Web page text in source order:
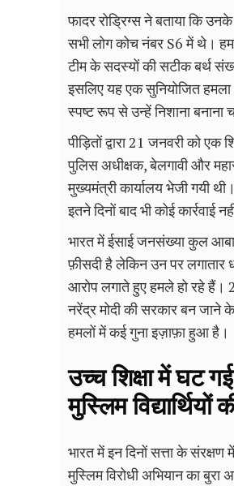
फादर रोड्रिग्स ने बताया कि
सभी लोग कोच नंबर S6में थे।
टीम के सदस्यों की सटीक बर्थ
इसलिए यह एक सुनियोजित हमला
स्पष्ट रूप से उन्हें निशाना बनाना
पीड़ितों द्वारा 21 जनवरी को एक
पुलिस अधीक्षक,बेलगावी और
मुख्यमंत्री कार्यालय भेजी गयी
इतने दिनों बाद भी कोई कार्रवाई
भारत में ईसाई जनसंख्या कुल
फ़ीसदी है लेकिन उन पर लगातार
आरोप लगाते हुए हमले हो रहे हैं।
नरेंद्र मोदी की सरकार बन जाने
हमलों में कई गुना इज़ाफ़ा हुआ है।
उच्च शिक्षा में घट गई
मुस्लिम विद्यार्थियों
भारत में इन दिनों सत्ता के संरक्षण
मुस्लिम विरोधी अभियान का